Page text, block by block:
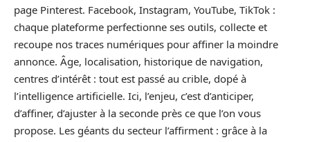
page Pinterest. Facebook, Instagram, YouTube, TikTok :
chaque plateforme perfectionne ses outils, collecte et
recoupe nos traces numériques pour affiner la moindre
annonce. Âge, localisation, historique de navigation,
centres d’intérêt : tout est passé au crible, dopé à
l’intelligence artificielle. Ici, l’enjeu, c’est d’anticiper,
d’affiner, d’ajuster à la seconde près ce que l’on vous
propose. Les géants du secteur l’affirment : grâce à la